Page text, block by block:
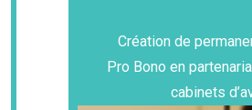
Création de
Pro Bono en
cabinets